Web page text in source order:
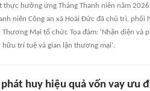
thực hưởng ứng Tháng Thanh niên năm
niên Công an xã Hoài Đức đã chủ trì,
Mại tổ chức Tọa đàm: 'Nhận diện và
hữu trí tuệ và gian lận thương mại'.
phát huy hiệu quả vốn vay ưu